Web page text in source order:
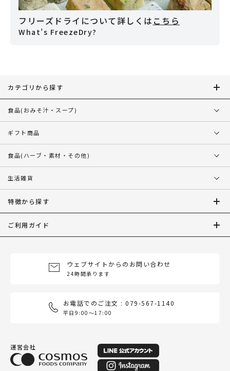
フリーズドライについて詳しくは こちら
What’s FreezeDry?
カテゴリから探す
食品(おみそ汁・スープ)
ギフト商品
食品(ハーブ・素材・その他)
生活雑貨
特徴から探す
ご利用ガイド
ウェブサイトからのお問い合わせ
24時間承ります
お電話でのご注文 : 079-567-1140
平日9:00〜17:00
運営会社